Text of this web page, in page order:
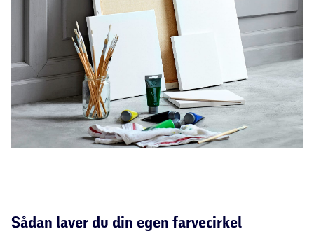
Sådan laver du din egen farvecirkel